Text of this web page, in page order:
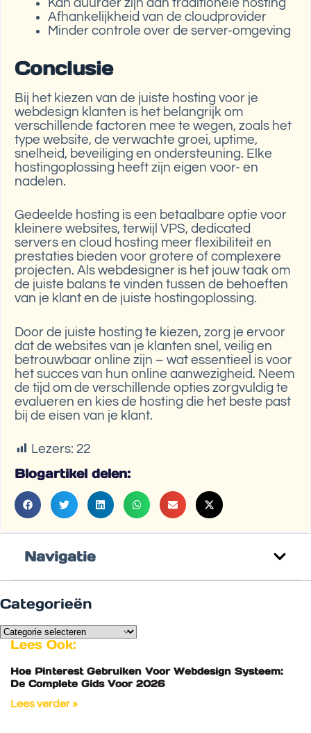
Kan duurder zijn dan traditionele hosting
Afhankelijkheid van de cloudprovider
Minder controle over de server-omgeving
Conclusie
Bij het kiezen van de juiste hosting voor je
webdesign klanten is het belangrijk om
verschillende factoren mee te wegen, zoals het
type website, de verwachte groei, uptime,
snelheid, beveiliging en ondersteuning. Elke
hostingoplossing heeft zijn eigen voor- en
nadelen.
Gedeelde hosting is een betaalbare optie voor
kleinere websites, terwijl VPS, dedicated
servers en cloud hosting meer flexibiliteit en
prestaties bieden voor grotere of complexere
projecten. Als webdesigner is het jouw taak om
de juiste balans te vinden tussen de behoeften
van je klant en de juiste hostingoplossing.
Door de juiste hosting te kiezen, zorg je ervoor
dat de websites van je klanten snel, veilig en
betrouwbaar online zijn – wat essentieel is voor
het succes van hun online aanwezigheid. Neem
de tijd om de verschillende opties zorgvuldig te
evalueren en kies de hosting die het beste past
bij de eisen van je klant.
Lezers: 22
Blogartikel delen:
Navigatie
Categorieën
Lees Ook:
Hoe Pinterest Gebruiken Voor Webdesign Systeem:
De Complete Gids Voor 2026
Lees verder »